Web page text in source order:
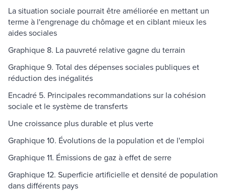
La situation sociale pourrait être améliorée en mettant un
terme à l'engrenage du chômage et en ciblant mieux les
aides sociales
Graphique 8. La pauvreté relative gagne du terrain
Graphique 9. Total des dépenses sociales publiques et
réduction des inégalités
Encadré 5. Principales recommandations sur la cohésion
sociale et le système de transferts
Une croissance plus durable et plus verte
Graphique 10. Évolutions de la population et de l'emploi
Graphique 11. Émissions de gaz à effet de serre
Graphique 12. Superficie artificielle et densité de population
dans différents pays